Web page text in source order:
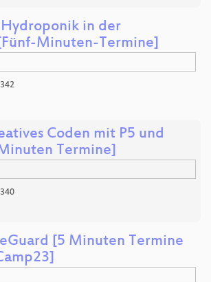
in der
Minuten-Termine]
342
Coden mit P5 und
Termine]
340
[5 Minuten Termine